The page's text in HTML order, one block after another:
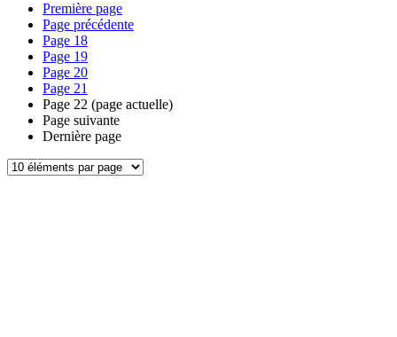
Première page
Page précédente
Page 18
Page 19
Page 20
Page 21
Page 22 (page actuelle)
Page suivante
Dernière page